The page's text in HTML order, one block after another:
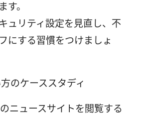
す。
ュリティ設定を見直し、不
にする習慣をつけましょ
のケーススタディ
ニュースサイトを閲覧する